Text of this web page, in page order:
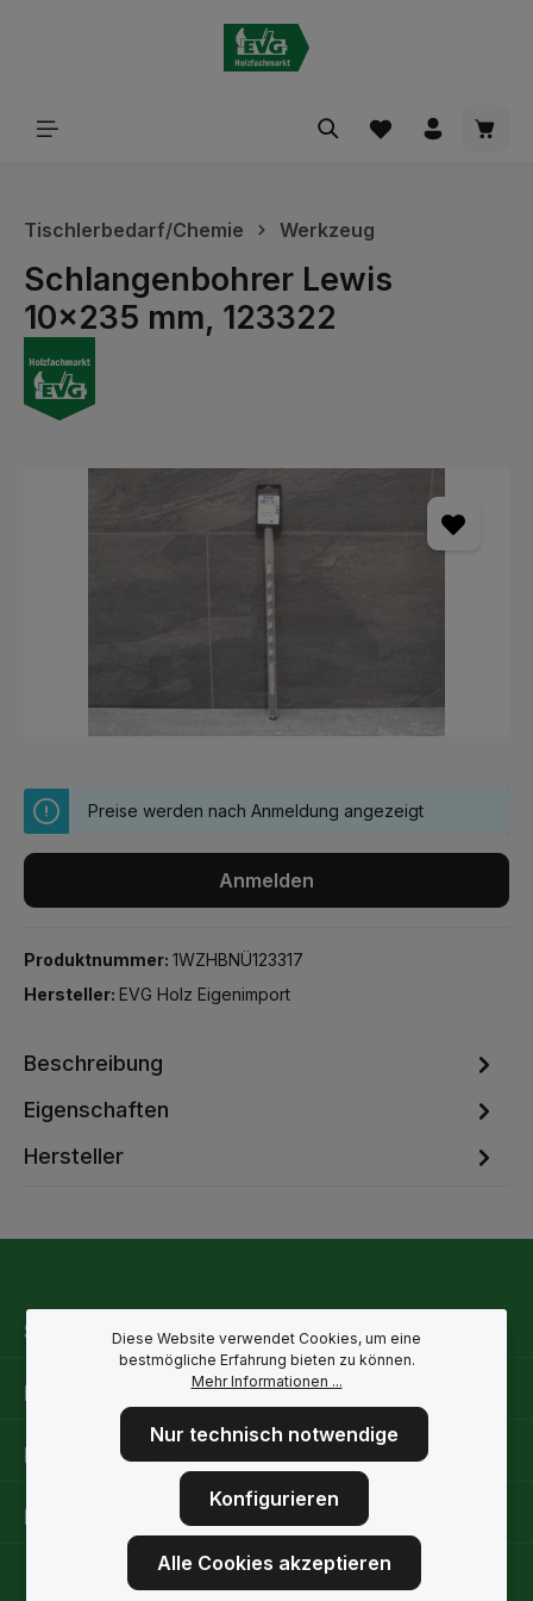
Tischlerbedarf/Chemie Werkzeug
Schlangenbohrer Lewis
10x235 mm, 123322
Preise werden nach Anmeldung angezeigt
Anmelden
Produktnummer: 1WZHBNÜ123317
Hersteller: EVG Holz Eigenimport
Beschreibung
Eigenschaften
Hersteller
Service-Hotline
Rechtliche Hinweise
Informationen
Folge uns
Diese Website verwendet Cookies, um eine
bestmögliche Erfahrung bieten zu können.
Mehr Informationen ...
Nur technisch notwendige
Konfigurieren
Alle Cookies akzeptieren